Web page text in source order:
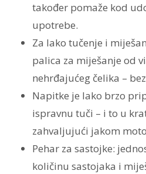
također pomaže kod
upotrebe.
Za lako tučenje i
palica za miješanje od
nehrđajućeg čelika –
Napitke je lako brzo
ispravnu tuči – i to u
zahvaljujući jakom
Pehar za sastojke:
količinu sastojaka i